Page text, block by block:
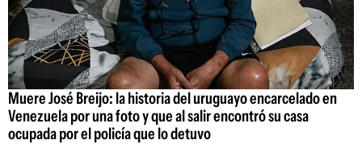
Muere José Breijo: la historia del uruguayo encarcelado en
Venezuela por una foto y que al salir encontró su casa
ocupada por el policía que lo detuvo